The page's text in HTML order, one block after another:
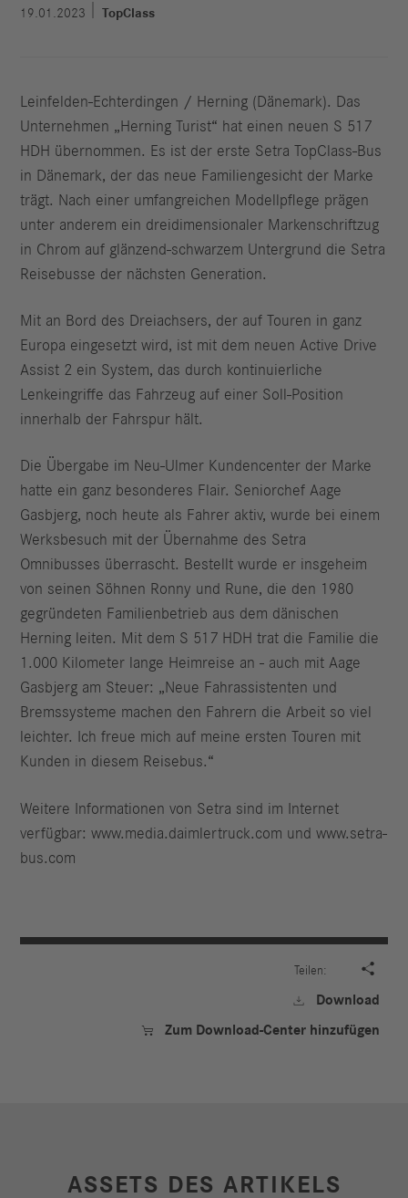
19.01.2023 TopClass
Leinfelden-Echterdingen / Herning (Dänemark). Das
Unternehmen „Herning Turist“ hat einen neuen S 517
HDH übernommen. Es ist der erste Setra TopClass-Bus
in Dänemark, der das neue Familiengesicht der Marke
trägt. Nach einer umfangreichen Modellpflege prägen
unter anderem ein dreidimensionaler Markenschriftzug
in Chrom auf glänzend-schwarzem Untergrund die Setra
Reisebusse der nächsten Generation.
Mit an Bord des Dreiachsers, der auf Touren in ganz
Europa eingesetzt wird, ist mit dem neuen Active Drive
Assist 2 ein System, das durch kontinuierliche
Lenkeingriffe das Fahrzeug auf einer Soll-Position
innerhalb der Fahrspur hält.
Die Übergabe im Neu-Ulmer Kundencenter der Marke
hatte ein ganz besonderes Flair. Seniorchef Aage
Gasbjerg, noch heute als Fahrer aktiv, wurde bei einem
Werksbesuch mit der Übernahme des Setra
Omnibusses überrascht. Bestellt wurde er insgeheim
von seinen Söhnen Ronny und Rune, die den 1980
gegründeten Familienbetrieb aus dem dänischen
Herning leiten. Mit dem S 517 HDH trat die Familie die
1.000 Kilometer lange Heimreise an - auch mit Aage
Gasbjerg am Steuer: „Neue Fahrassistenten und
Bremssysteme machen den Fahrern die Arbeit so viel
leichter. Ich freue mich auf meine ersten Touren mit
Kunden in diesem Reisebus.“
Weitere Informationen von Setra sind im Internet
verfügbar: www.media.daimlertruck.com und www.setra-
bus.com
Teilen: 
 Download
 Zum Download-Center hinzufügen
ASSETS DES ARTIKELS